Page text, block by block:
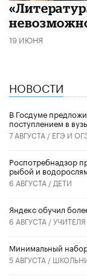
19 ИЮНЯ
НОВОСТИ
В Госдуме
поступлением в
7 АВГУСТА / ЕГЭ И
Роспотребнадзор
рыбой и
6 АВГУСТА / ДЕТИ
​Яндекс обучил
6 АВГУСТА /УЧИТЕЛЯ
Минимальный
5 АВГУСТА /